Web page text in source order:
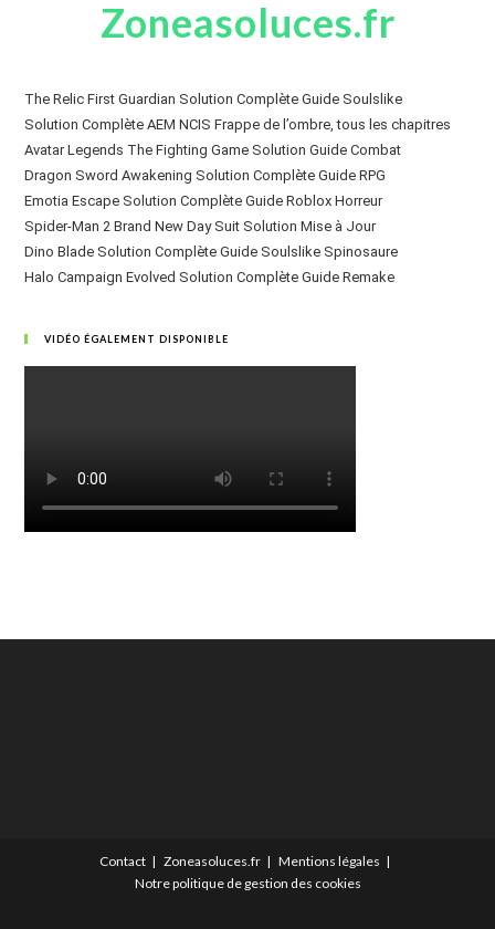
Zoneasoluces.fr
The Relic First Guardian Solution Complète Guide Soulslike
Solution Complète AEM NCIS Frappe de l’ombre, tous les chapitres
Avatar Legends The Fighting Game Solution Guide Combat
Dragon Sword Awakening Solution Complète Guide RPG
Emotia Escape Solution Complète Guide Roblox Horreur
Spider-Man 2 Brand New Day Suit Solution Mise à Jour
Dino Blade Solution Complète Guide Soulslike Spinosaure
Halo Campaign Evolved Solution Complète Guide Remake
VIDÉO ÉGALEMENT DISPONIBLE
Contact Zoneasoluces.fr
Mentions légales
Notre politique de gestion des cookies